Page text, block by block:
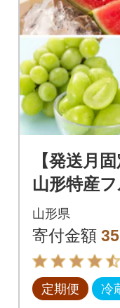
【発送月
山形特産
便全3回
山形県
寄付金額
定期便 冷